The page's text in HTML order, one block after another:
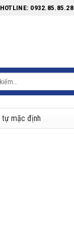
HOTLINE: 0932.85.85.28